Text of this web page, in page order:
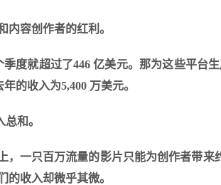
容创作者的红利。
度就超过了446 亿美元。那为这些平台
的收入为5,400 万美元。
和。
，一只百万流量的影片只能为创作者带来
收入却微乎其微。